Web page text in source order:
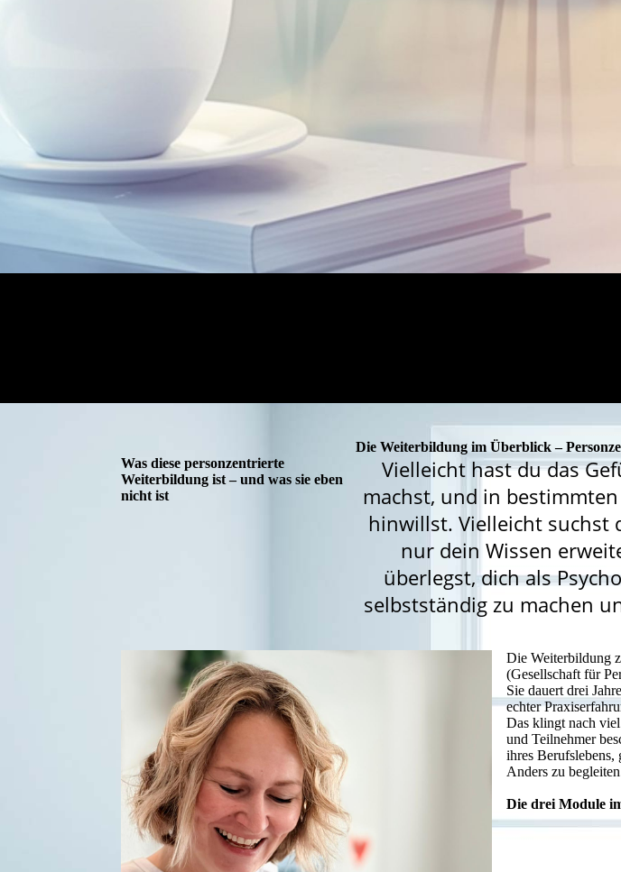
Die Weiterbildung im Überblick –
Was diese personzentrierte
Weiterbildung ist – und was sie eben
nicht ist
Vielleicht hast du das
machst, und in
hinwillst. Vielleicht suchst
nur dein Wissen
überlegst, dich als
selbstständig zu machen
Die Weiterbildung
(Gesellschaft für
Sie dauert drei
echter
Das klingt nach
und Teilnehmer
ihres Berufslebens,
Anders zu
Die drei Module